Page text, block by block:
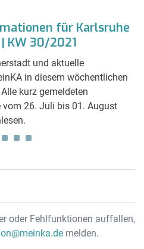
für Karlsruhe
KW 30/2021
und aktuelle
in diesem wöchentlichen
kurz gemeldeten
vom 26. Juli bis 01. August
oder Fehlfunktionen auffallen,
melden.